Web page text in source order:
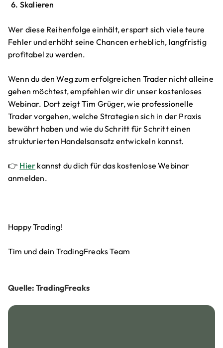
Skalieren
Wer diese Reihenfolge einhält, erspart sich viele teure
Fehler und erhöht seine Chancen erheblich, langfristig
profitabel zu werden.
Wenn du den Weg zum erfolgreichen Trader nicht alleine
gehen möchtest, empfehlen wir dir unser kostenloses
Webinar. Dort zeigt Tim Grüger, wie professionelle
Trader vorgehen, welche Strategien sich in der Praxis
bewährt haben und wie du Schritt für Schritt einen
strukturierten Handelsansatz entwickeln kannst.
👉 Hier kannst du dich für das kostenlose Webinar
anmelden.
Happy Trading!
Tim und dein TradingFreaks Team
Quelle: TradingFreaks